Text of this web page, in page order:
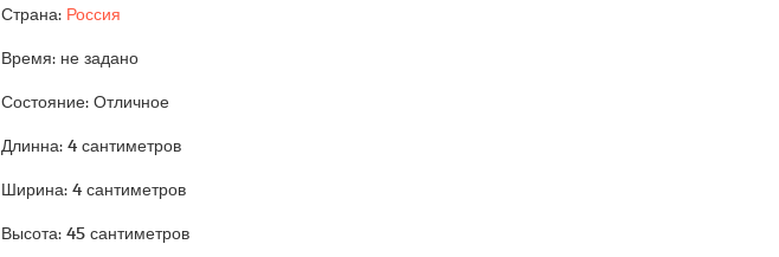
Страна: Россия
Время: не задано
Состояние: Отличное
Длинна: 4 сантиметров
Ширина: 4 сантиметров
Высота: 45 сантиметров